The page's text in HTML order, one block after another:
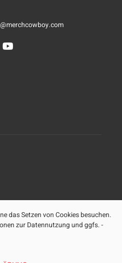
das Setzen von Cookies besuchen.
zur Datennutzung und ggfs. -